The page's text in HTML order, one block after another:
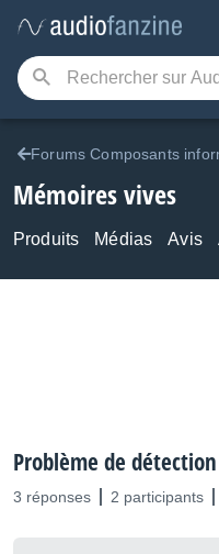
Forums Composants
Mémoires vives
Produits Médias Avis
Problème de
3 réponses 2 participants